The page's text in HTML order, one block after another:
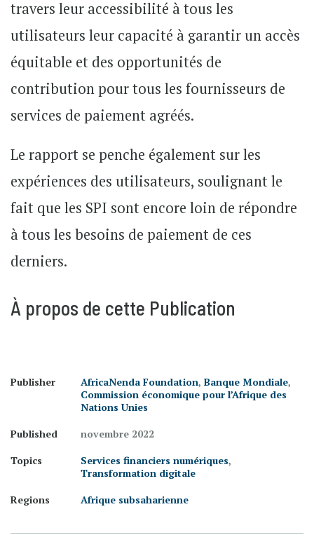
travers leur accessibilité à tous les
utilisateurs leur capacité à garantir un accès
équitable et des opportunités de
contribution pour tous les fournisseurs de
services de paiement agréés.
Le rapport se penche également sur les
expériences des utilisateurs, soulignant le
fait que les SPI sont encore loin de répondre
à tous les besoins de paiement de ces
derniers.
À propos de cette Publication
Publisher AfricaNenda Foundation, Banque Mondiale,
Commission économique pour l’Afrique des
Nations Unies
Published
novembre 2022
Topics
Services financiers numériques,
Transformation digitale
Regions
Afrique subsaharienne